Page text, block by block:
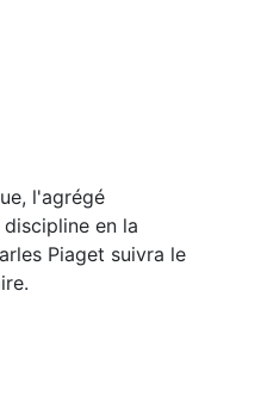
l'agrégé
en la
Piaget suivra le